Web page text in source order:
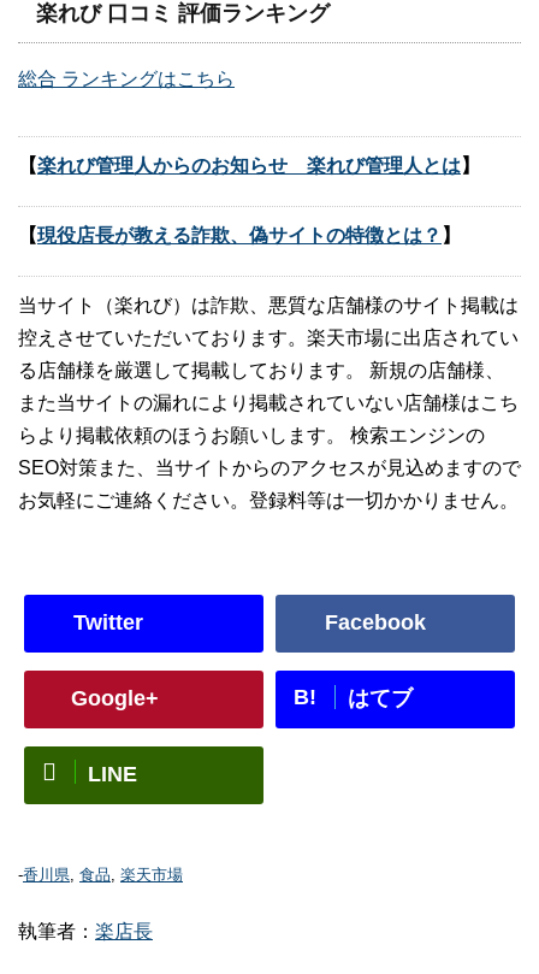
楽れび 口コミ 評価ランキング
総合 ランキングはこちら
【楽れび管理人からのお知らせ 楽れび管理人とは 】
【現役店長が教える詐欺、偽サイトの特徴とは？ 】
当サイト（楽れび）は詐欺、悪質な店舗様のサイト掲載は
控えさせていただいております。楽天市場に出店されてい
る店舗様を厳選して掲載しております。 新規の店舗様、
また当サイトの漏れにより掲載されていない店舗様はこち
らより掲載依頼のほうお願いします。 検索エンジンの
SEO対策また、当サイトからのアクセスが見込めますので
お気軽にご連絡ください。登録料等は一切かかりません。
Twitter Facebook
Google+ B! はてブ
LINE
-香川県, 食品, 楽天市場
執筆者： 楽店長